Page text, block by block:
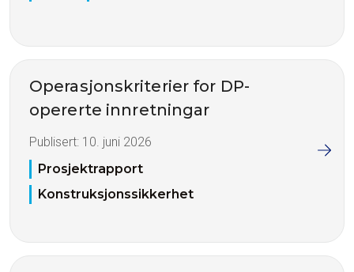
Operasjonskriterier for DP-
opererte innretningar
Publisert: 10. juni 2026
Prosjektrapport
Konstruksjonssikkerhet